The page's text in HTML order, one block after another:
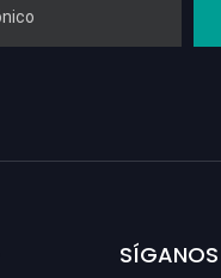
SÍGANOS